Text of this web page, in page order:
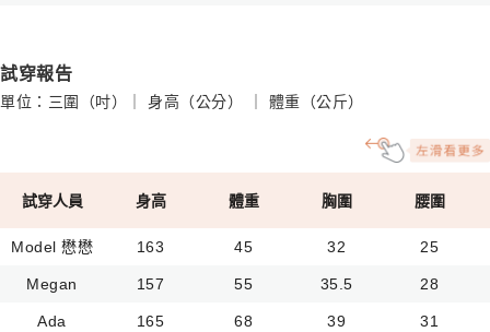
試穿報告
單位：三圍（吋）｜ 身高（公分） ｜ 體重（公斤）
試穿人員 身高 體重 胸圍 腰圍
Model 懋懋 163 45 32 25
Megan 157 55 35.5 28
Ada 165 68 39 31